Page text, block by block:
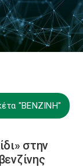
"ΒΕΝΖΙΝΗ"
στην